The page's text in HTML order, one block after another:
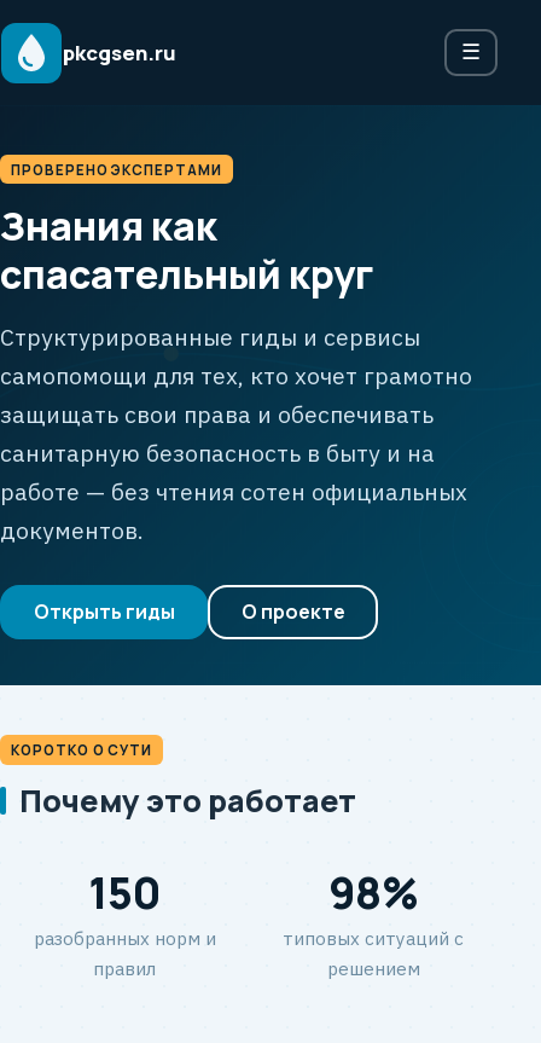
pkcgsen.ru ☰
ПРОВЕРЕНО ЭКСПЕРТАМИ
Знания как
спасательный круг
Структурированные гиды и сервисы
самопомощи для тех, кто хочет грамотно
защищать свои права и обеспечивать
санитарную безопасность в быту и на
работе — без чтения сотен официальных
документов.
Открыть гиды О проекте
КОРОТКО О СУТИ
Почему это работает
150
разобранных норм и
правил
98%
типовых ситуаций с
решением